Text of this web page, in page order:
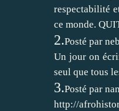
respectabilité
ce monde.
2.Posté par
Un jour on
seul que tous
3.Posté par
http://